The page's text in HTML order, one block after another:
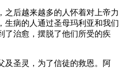
之后越来越多的人怀着对上帝力
生病的人通过圣母玛利亚和我们
了治愈，摆脱了他们所受的疾
及圣灵，为了信徒的救恩。阿